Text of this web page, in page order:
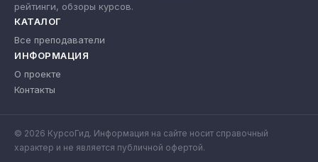
рейтинги, обзоры курсов.
КАТАЛОГ
Все преподаватели
ИНФОРМАЦИЯ
О проекте
Контакты
© 2026 КурсоГид. Информация на сайте носит справочный
характер и не является публичной офертой.